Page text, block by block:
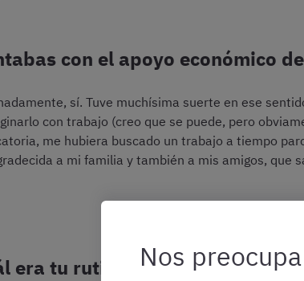
con el apoyo económico
sí. Tuve muchísima suerte en ese
con trabajo (creo que se puede, pero
me hubiera buscado un trabajo a tiempo
a mi familia y también a mis amigos, que
era tu rutina de estudio?
Nos